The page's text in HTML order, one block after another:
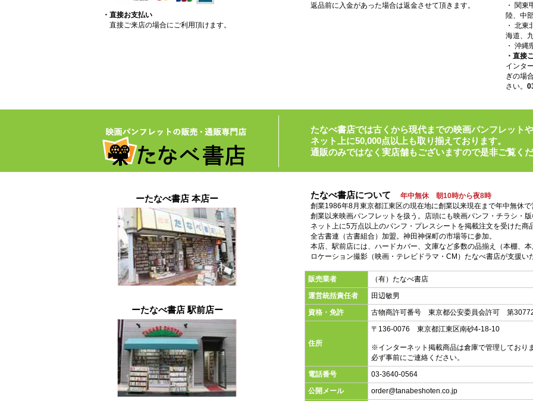
・直接お支払い
直接ご来店の場合にご利用頂けます。
返品前に入金があった場合は返金させて頂きます。
・ 関
陸、中
・ 北
海道、
・ 沖縄
・直接
インタ
ぎの場
さい。
たなべ書店では古くから現代までの映画パンフレット
ネット上に50,000点以上も取り揃えております。
通販のみではなく実店舗もございますので是非ご覧く
ーたなべ書店 本店ー
ーたなべ書店 駅前店ー
たなべ書店について
年中無休 朝10時から夜8時
創業1986年8月東京都江東区の現在地に創業以来現在まで年中無休
創業以来映画パンフレットを扱う。店頭にも映画パンフ・チラシ・
ネット上に5万点以上のパンフ・プレスシートを掲載注文を受けた商
全古書連（古書組合）加盟。神田神保町の市場等に参加。
本店、駅前店には、ハードカバー、文庫など多数の品揃え（本棚、
ロケーション撮影（映画・テレビドラマ・CM）たなべ書店が支援い
販売業者
（有）たなべ書店
運営統括責任者
田辺敏男
資格・免許
古物商許可番号 東京都公安委員会許可 第
住所
〒136-0076 東京都江東区南砂4-18-10
※インターネット掲載商品は倉庫で管理しており
必ず事前にご連絡ください。
電話番号
03-3640-0564
公開メール
order@tanabeshoten.co.jp